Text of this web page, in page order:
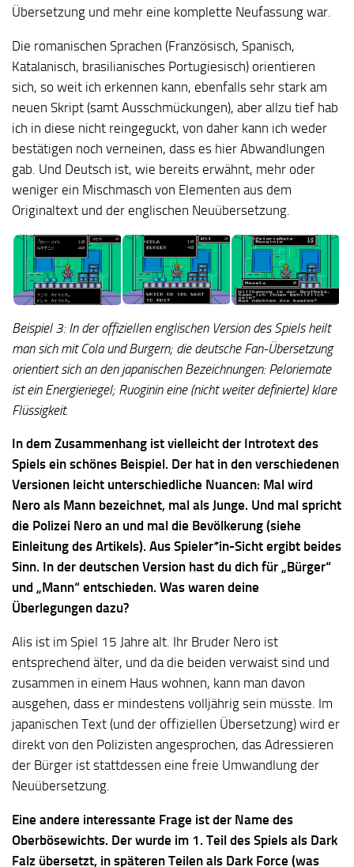
Übersetzung und mehr eine komplette Neufassung war.
Die romanischen Sprachen (Französisch, Spanisch,
Katalanisch, brasilianisches Portugiesisch) orientieren
sich, so weit ich erkennen kann, ebenfalls sehr stark am
neuen Skript (samt Ausschmückungen), aber allzu tief hab
ich in diese nicht reingeguckt, von daher kann ich weder
bestätigen noch verneinen, dass es hier Abwandlungen
gab. Und Deutsch ist, wie bereits erwähnt, mehr oder
weniger ein Mischmasch von Elementen aus dem
Originaltext und der englischen Neuübersetzung.
Beispiel 3: In der offiziellen englischen Version des Spiels heilt
man sich mit Cola und Burgern; die deutsche Fan-Übersetzung
orientiert sich an den japanischen Bezeichnungen: Peloriemate
ist ein Energieriegel; Ruoginin eine (nicht weiter definierte) klare
Flüssigkeit.
In dem Zusammenhang ist vielleicht der Introtext des
Spiels ein schönes Beispiel. Der hat in den verschiedenen
Versionen leicht unterschiedliche Nuancen: Mal wird
Nero als Mann bezeichnet, mal als Junge. Und mal spricht
die Polizei Nero an und mal die Bevölkerung (siehe
Einleitung des Artikels). Aus Spieler*in-Sicht ergibt beides
Sinn. In der deutschen Version hast du dich für „Bürger“
und „Mann“ entschieden. Was waren deine
Überlegungen dazu?
Alis ist im Spiel 15 Jahre alt. Ihr Bruder Nero ist
entsprechend älter, und da die beiden verwaist sind und
zusammen in einem Haus wohnen, kann man davon
ausgehen, dass er mindestens volljährig sein müsste. Im
japanischen Text (und der offiziellen Übersetzung) wird er
direkt von den Polizisten angesprochen, das Adressieren
der Bürger ist stattdessen eine freie Umwandlung der
Neuübersetzung.
Eine andere interessante Frage ist der Name des
Oberbösewichts. Der wurde im 1. Teil des Spiels als Dark
Falz übersetzt, in späteren Teilen als Dark Force (was